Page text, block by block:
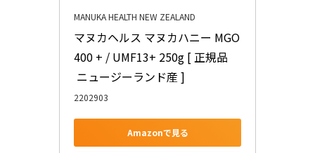
MANUKA HEALTH NEW ZEALAND
マヌカヘルス マヌカハニー MGO
400 + / UMF13+ 250g [ 正規品
ニュージーランド産 ]
2202903
Amazonで見る